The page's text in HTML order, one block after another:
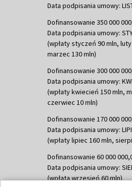
Data podpisania umowy:
Dofinansowanie 350 000
Data podpisania umowy:
(wpłaty styczeń 90 mln,
marzec 130 mln)
Dofinansowanie 300 000
Data podpisania umowy:
(wpłaty kwiecień 150 mln,
czerwiec 10 mln)
Dofinansowanie 170 000
Data podpisania umowy:
(wpłaty lipiec 160 mln,
Dofinansowanie 60 000
Data podpisania umowy:
(wpłata wrzesień 60 mln)